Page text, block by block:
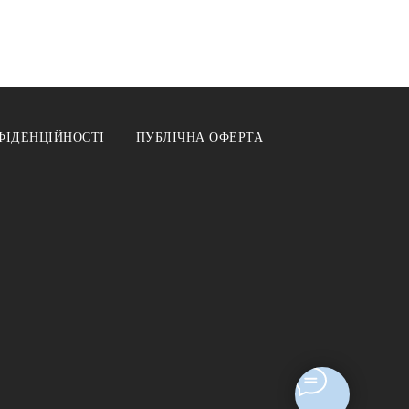
ПУБЛІЧНА ОФЕРТА